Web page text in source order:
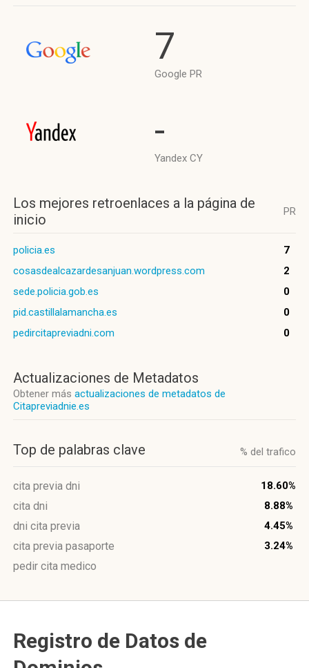
7
Google PR
-
Yandex CY
Los mejores retroenlaces a la página de
inicio
PR
policia.es
7
cosasdealcazardesanjuan.wordpress.com
2
sede.policia.gob.es
0
pid.castillalamancha.es
0
pedircitapreviadni.com
0
Actualizaciones de Metadatos
Obtener más actualizaciones de metadatos de
Citapreviadnie.es
Top de palabras clave % del trafico
cita previa dni 18.60%
cita dni 8.88%
dni cita previa 4.45%
cita previa pasaporte 3.24%
pedir cita medico
Registro de Datos de